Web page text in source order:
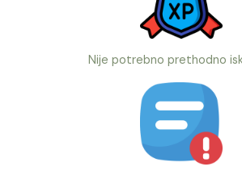
Nije potrebno prethodno